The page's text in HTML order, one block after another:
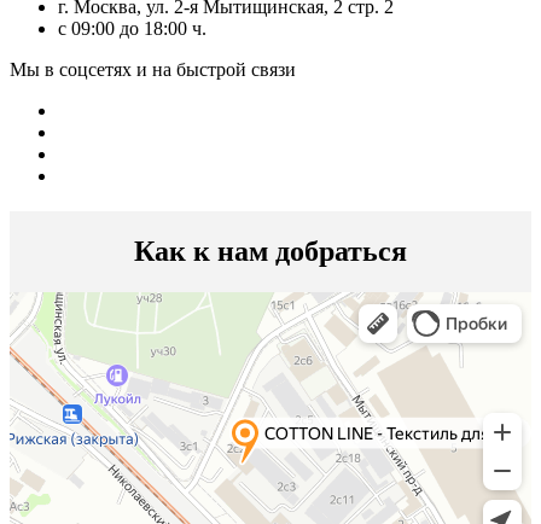
г. Москва, ул. 2-я Мытищинская, 2 стр. 2
с 09:00 до 18:00 ч.
Мы в соцсетях и на быстрой связи
Как к нам добраться